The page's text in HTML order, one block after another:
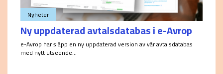
Nyheter
Ny uppdaterad avtalsdatabas i e-Avrop
e-Avrop har släpp en ny uppdaterad version av vår avtalsdatabas
med nytt utseende...